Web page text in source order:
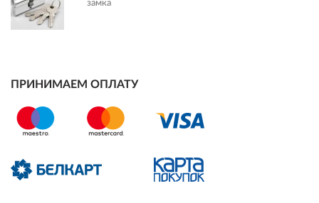
замка
ПРИНИМАЕМ ОПЛАТУ